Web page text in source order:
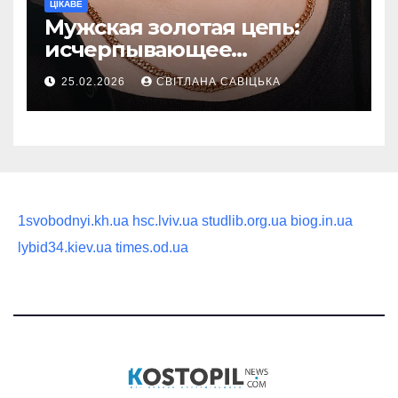
ЦІКАВЕ
Мужская золотая цепь:
исчерпывающее
руководство по выбору
статусного украшения
25.02.2026 СВІТЛАНА САВІЦЬКА
1svobodnyi.kh.ua hsc.lviv.ua studlib.org.ua biog.in.ua
lybid34.kiev.ua times.od.ua